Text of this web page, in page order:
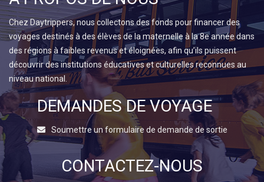
Chez Daytrippers, nous collectons des fonds pour financer des
voyages destinés à des élèves de la maternelle à la 8e année dans
des régions à faibles revenus et éloignées, afin qu’ils puissent
découvrir des institutions éducatives et culturelles reconnues au
niveau national.
DEMANDES DE VOYAGE
Soumettre un formulaire de demande de sortie
CONTACTEZ-NOUS